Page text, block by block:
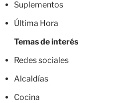
Suplementos
Última Hora
Temas de interés
Redes sociales
Alcaldías
Cocina